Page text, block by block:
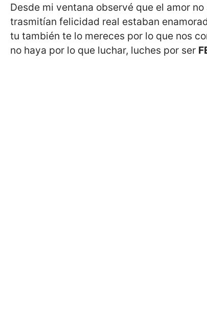
Desde mi ventana observé que el amor
trasmitían felicidad real estaban
tu también te lo mereces por lo que nos
no haya por lo que luchar, luches por ser